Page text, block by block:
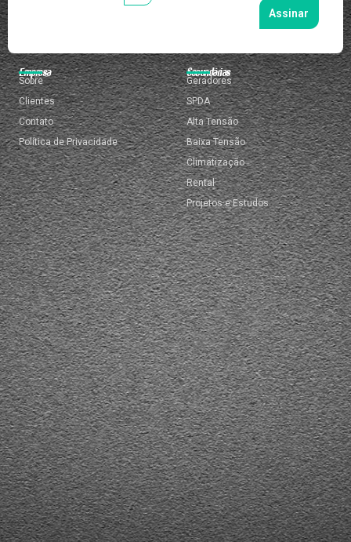
Assinar
Empresa
Sobre
Clientes
Contato
Política de Privacidade
Secundárias
Geradores
SPDA
Alta Tensão
Baixa Tensão
Climatização
Rental
Projetos e Estudos